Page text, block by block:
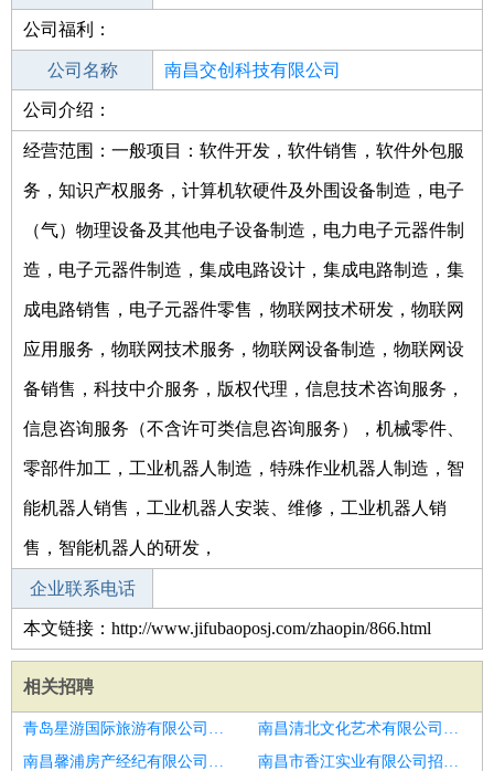
其他行业
公司福利：
公司名称 南昌交创科技有限公司
公司类型
公司介绍：
经营范围：一般项目：软件开发，软件销售，软件外包服
务，知识产权服务，计算机软硬件及外围设备制造，电子
（气）物理设备及其他电子设备制造，电力电子元器件制
造，电子元器件制造，集成电路设计，集成电路制造，集
成电路销售，电子元器件零售，物联网技术研发，物联网
应用服务，物联网技术服务，物联网设备制造，物联网设
备销售，科技中介服务，版权代理，信息技术咨询服务，
信息咨询服务（不含许可类信息咨询服务），机械零件、
零部件加工，工业机器人制造，特殊作业机器人制造，智
能机器人销售，工业机器人安装、维修，工业机器人销
售，智能机器人的研发，
企业联系电话
本文链接：http://www.jifubaoposj.com/zhaopin/866.html
相关招聘
青岛星游国际旅游有限公司招聘正畸医生
南昌清北文化艺术有限公司招聘外科医生
南昌馨浦房产经纪有限公司招聘普通外科医师
南昌市香江实业有限公司招聘口腔全科医生